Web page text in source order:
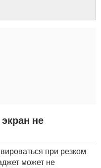
не
при резком
может не